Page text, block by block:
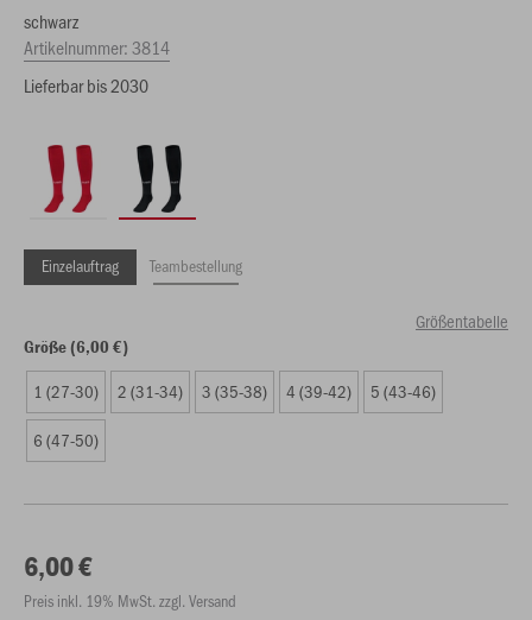
schwarz
Artikelnummer:3814
Lieferbar bis 2030
Einzelauftrag Teambestellung
Größentabelle
Größe (6,00 €)
1 (27-30) 2 (31-34) 3 (35-38) 4 (39-42) 5 (43-46)
6 (47-50)
6,00 €
Preis inkl. 19% MwSt. zzgl. Versand